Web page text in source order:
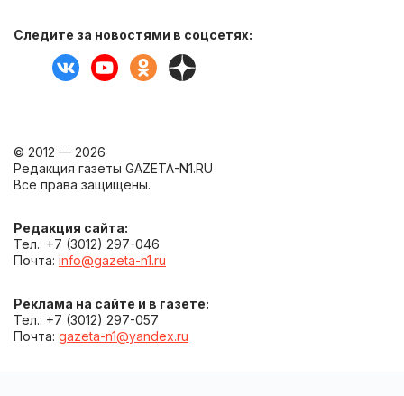
Следите за новостями в соцсетях:
© 2012 — 2026
Редакция газеты GAZETA-N1.RU
Все права защищены.
Редакция сайта:
Тел.: +7 (3012) 297-046
Почта: info@gazeta-n1.ru
Реклама на сайте и в газете:
Тел.: +7 (3012) 297-057
Почта: gazeta-n1@yandex.ru